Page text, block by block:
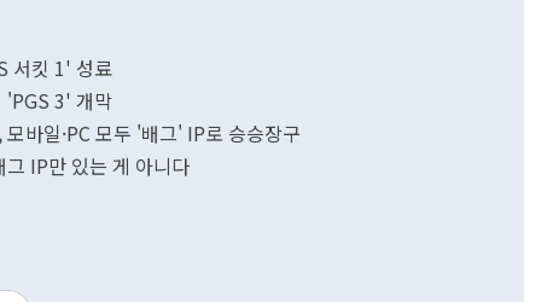
서킷 1' 성료
'PGS 3' 개막
바일·PC 모두 '배그' IP로 승승장구
IP만 있는 게 아니다